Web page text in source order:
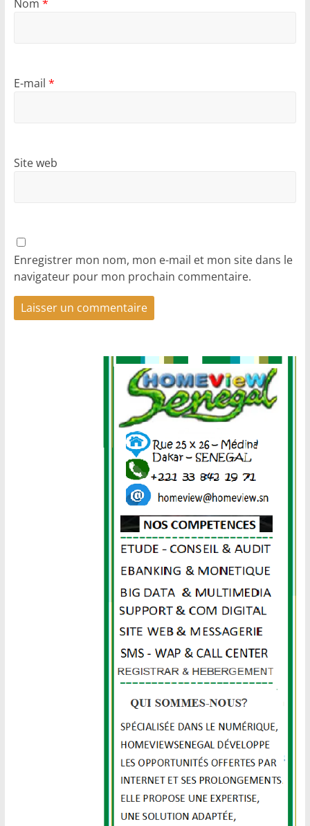
Nom *
E-mail *
Site web
Enregistrer mon nom, mon e-mail et mon site dans le
navigateur pour mon prochain commentaire.